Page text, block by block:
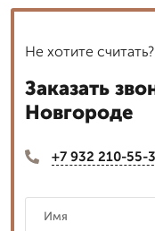
Не хотите считать?
Заказать
Новгороде
+7 932 210-55-